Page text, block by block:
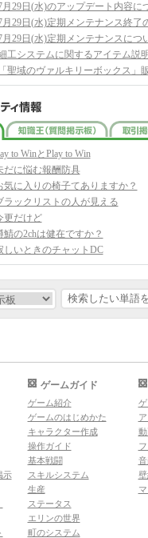
月29日(水)のアップデート内容に
月29日(水)定期メンテナンス終了
月29日(水)定期メンテナンスにつ
工システムに関するアイテム説
自由掲示板 知識
to WinとPlay to Win
だに悩む報酬防具
気に入りの椅子てありますか？
ラックリストの人が見える
更だけど
鯖の2chは健在ですか？
しいときのチャットDC
示
ゲームガイド
ゲーム紹介
ゲームのはじめかた
キャラクター作成
操作ガイド
基本戦闘
スキルシステム
生産
ステータス
エリンの世界
町のシステム